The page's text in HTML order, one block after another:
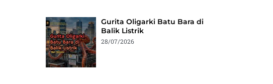
Gurita Oligarki Batu Bara di
Balik Listrik
28/07/2026